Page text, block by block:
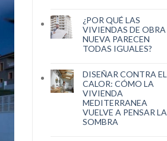
¿POR QUÉ LAS
VIVIENDAS DE OBRA
NUEVA PARECEN
TODAS IGUALES?
DISEÑAR CONTRA EL
CALOR: CÓMO LA
VIVIENDA
MEDITERRANEA
VUELVE A PENSAR LA
SOMBRA